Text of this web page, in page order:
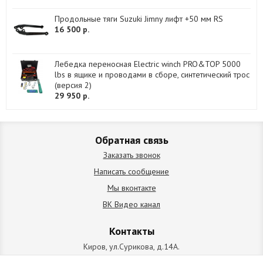
Продольные тяги Suzuki Jimny лифт +50 мм RS
16 500 р.
Лебедка переносная Electric winch PRO&TOP 5000
lbs в ящике и проводами в сборе, синтетический трос
(версия 2)
29 950 р.
Обратная связь
Заказать звонок
Написать сообщение
Мы вконтакте
ВК Видео канал
Контакты
Киров, ул.Сурикова, д.14А.
схема проезда